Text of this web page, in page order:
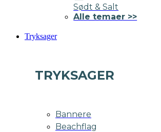
Sødt & Salt
Alle temaer >>
Tryksager
TRYKSAGER
Bannere
Beachflag